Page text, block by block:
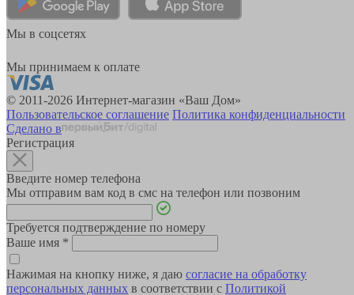
Мы в соцсетях
Мы принимаем к оплате
© 2011-2026 Интернет-магазин «Ваш Дом»
Пользовательское соглашение Политика конфиденциальности
Сделано в
Регистрация
Введите номер телефона
Мы отправим вам код в смс на телефон или позвоним
Требуется подтверждение по номеру
Ваше имя *
Нажимая на кнопку ниже, я даю согласие на обработку
персональных данных в соответствии с Политикой